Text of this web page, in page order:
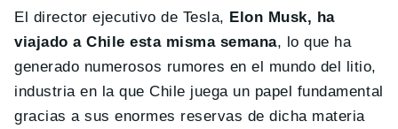
El director ejecutivo de Tesla, Elon Musk, ha
viajado a Chile esta misma semana, lo que ha
generado numerosos rumores en el mundo del litio,
industria en la que Chile juega un papel fundamental
gracias a sus enormes reservas de dicha materia